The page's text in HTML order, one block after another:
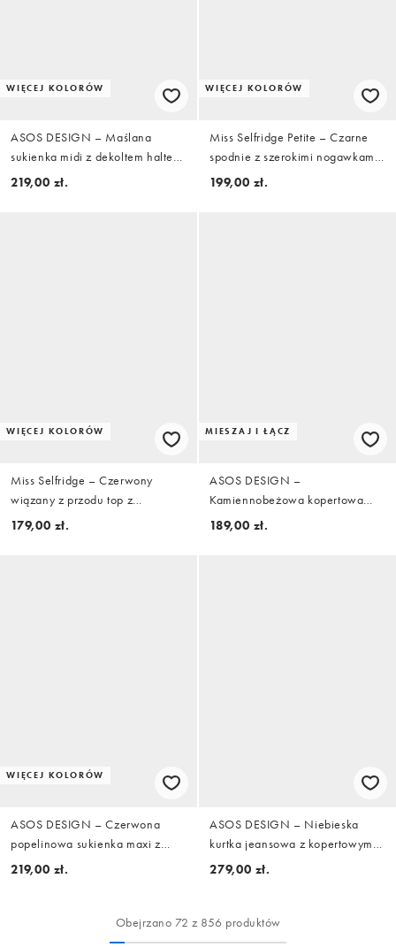
WIĘCEJ KOLORÓW
ASOS DESIGN – Maślana
sukienka midi z dekoltem halter i
ozdobnymi szwami z domieszką
219,00 zł.
WIĘCEJ KOLORÓW
Miss Selfridge Petite – Czarne
spodnie z szerokimi nogawkami
z domieszką lnu
199,00 zł.
WIĘCEJ KOLORÓW
Miss Selfridge – Czerwony
wiązany z przodu top z
domieszką lnu
179,00 zł.
MIESZAJ I ŁĄCZ
ASOS DESIGN –
Kamiennobeżowa kopertowa
spódnica mini, część zestawu
189,00 zł.
WIĘCEJ KOLORÓW
ASOS DESIGN – Czerwona
popelinowa sukienka maxi z
obniżonym stanem i prostym
219,00 zł.
ASOS DESIGN – Niebieska
kurtka jeansowa z kopertowym
przodem
279,00 zł.
Obejrzano 72 z 856 produktów